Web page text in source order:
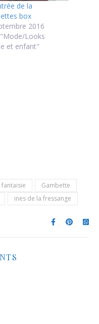
de la
box
2016
Looks
et enfant"
Gambette
ines de la fressange